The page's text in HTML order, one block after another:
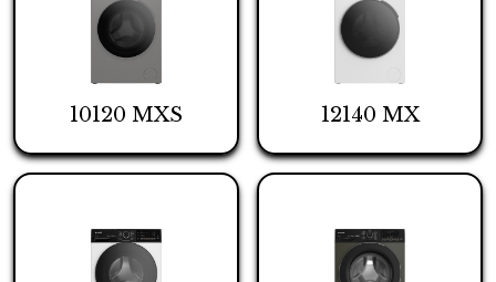
10120 MXS 12140 MX